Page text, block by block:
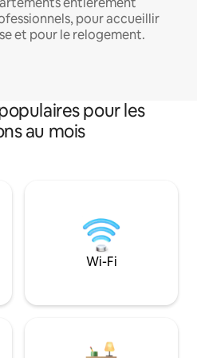
pour accueillir
et pour le relogement.
pour les
au mois
Wi-Fi